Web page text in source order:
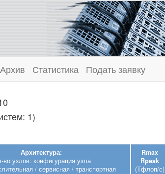
Архив Статистика Подать заявку
1)
Архитектура:
во узлов: конфигурация узла
/ сервисная / транспортная
Rmax
Rpeak
(Тфлоп/с)